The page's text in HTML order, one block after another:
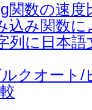
関数の速度
込み関数に
列に日本
クオート/